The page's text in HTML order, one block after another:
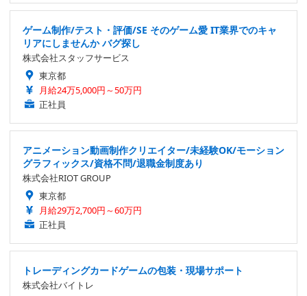
ゲーム制作/テスト・評価/SE そのゲーム愛 IT業界でのキャ
リアにしませんか バグ探し
株式会社スタッフサービス
東京都
月給24万5,000円～50万円
正社員
アニメーション動画制作クリエイター/未経験OK/モーション
グラフィックス/資格不問/退職金制度あり
株式会社RIOT GROUP
東京都
月給29万2,700円～60万円
正社員
トレーディングカードゲームの包装・現場サポート
株式会社バイトレ